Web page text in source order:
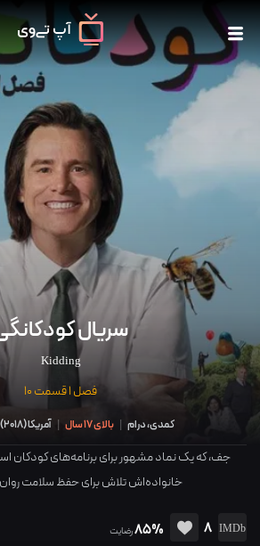
سریال
Kidding
فصل 1 قسمت 10
کمدی، درام | بالای 17 سال | آمریکا(
2018
)
جف، که یک نماد مشهور برای برنامه‌های کودکان
خانواده‌اش تلاش برای حفظ سلامت
8
85%رضایت